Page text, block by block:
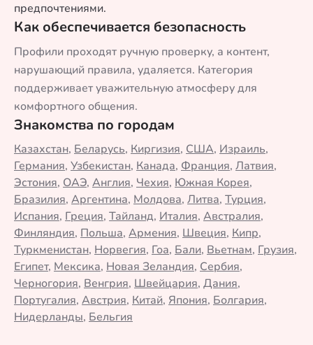
предпочтениями.
Как обеспечивается безопасность
Профили проходят ручную проверку, а контент,
нарушающий правила, удаляется. Категория
поддерживает уважительную атмосферу для
комфортного общения.
Знакомства по городам
Казахстан, Беларусь, Киргизия, США, Израиль,
Германия, Узбекистан, Канада, Франция, Латвия,
Эстония, ОАЭ, Англия, Чехия, Южная Корея,
Бразилия, Аргентина, Молдова, Литва, Турция,
Испания, Греция, Тайланд, Италия, Австралия,
Финляндия, Польша, Армения, Швеция, Кипр,
Туркменистан, Норвегия, Гоа, Бали, Вьетнам, Грузия,
Египет, Мексика, Новая Зеландия, Сербия,
Черногория, Венгрия, Швейцария, Дания,
Португалия, Австрия, Китай, Япония, Болгария,
Нидерланды, Бельгия